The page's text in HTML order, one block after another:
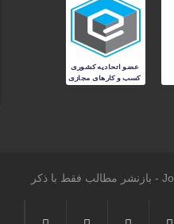
Joorchin Digital Marketing Agency - بازنشر مطالب فقط با ذکر